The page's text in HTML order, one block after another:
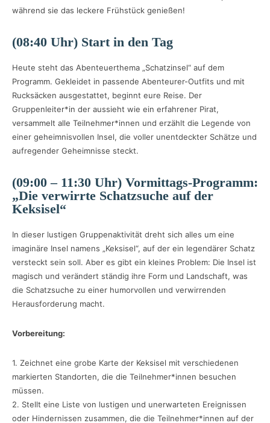
während sie das leckere Frühstück genießen!
(08:40 Uhr) Start in den Tag
Heute steht das Abenteuerthema „Schatzinsel“ auf dem
Programm. Gekleidet in passende Abenteurer-Outfits und mit
Rucksäcken ausgestattet, beginnt eure Reise. Der
Gruppenleiter*in der aussieht wie ein erfahrener Pirat,
versammelt alle Teilnehmer*innen und erzählt die Legende von
einer geheimnisvollen Insel, die voller unentdeckter Schätze und
aufregender Geheimnisse steckt.
(09:00 – 11:30 Uhr) Vormittags-Programm:
„Die verwirrte Schatzsuche auf der
Keksisel“
In dieser lustigen Gruppenaktivität dreht sich alles um eine
imaginäre Insel namens „Keksisel“, auf der ein legendärer Schatz
versteckt sein soll. Aber es gibt ein kleines Problem: Die Insel ist
magisch und verändert ständig ihre Form und Landschaft, was
die Schatzsuche zu einer humorvollen und verwirrenden
Herausforderung macht.
Vorbereitung:
1. Zeichnet eine grobe Karte der Keksisel mit verschiedenen
markierten Standorten, die die Teilnehmer*innen besuchen
müssen.
2. Stellt eine Liste von lustigen und unerwarteten Ereignissen
oder Hindernissen zusammen, die die Teilnehmer*innen auf der